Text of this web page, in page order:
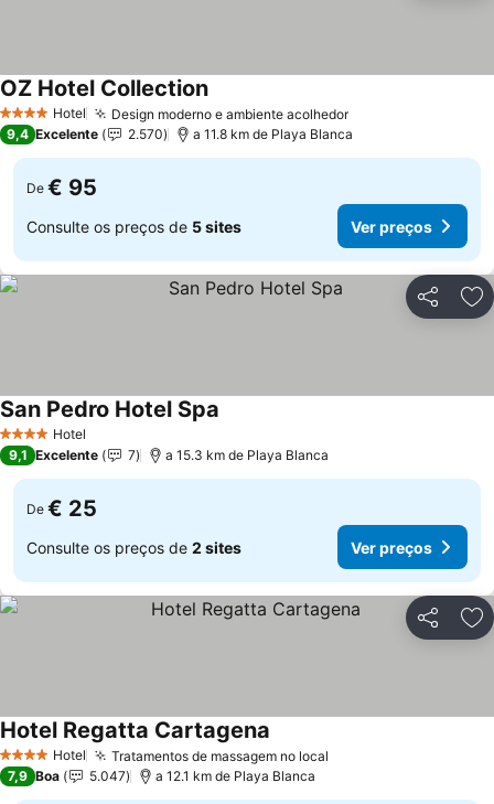
4 EstrelasHotel Design moderno e ambiente acolhedor
OZ Hotel Collection
9,4 Excelente 2.570 a 11.8 km de Playa Blanca
De € 95
Consulte os preços de 5 sites Ver preços
Partilhar
4 EstrelasHotel
San Pedro Hotel Spa
9,1 Excelente 7 a 15.3 km de Playa Blanca
De € 25
Consulte os preços de 2 sites Ver preços
Partilhar
4 EstrelasHotel Tratamentos de massagem no local
Hotel Regatta Cartagena
7,9 Boa 5.047 a 12.1 km de Playa Blanca